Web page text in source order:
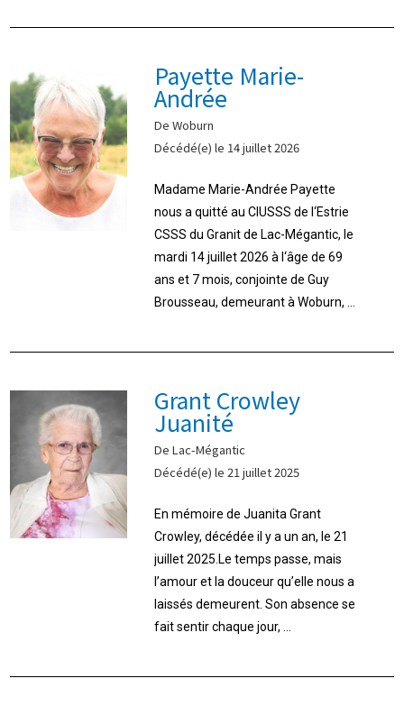
Payette Marie-
Andrée
De Woburn
Décédé(e) le 14 juillet 2026
Madame Marie-Andrée Payette
nous a quitté au CIUSSS de l‘Estrie
CSSS du Granit de Lac-Mégantic, le
mardi 14 juillet 2026 à l‘âge de 69
ans et 7 mois, conjointe de Guy
Brousseau, demeurant à Woburn, ...
Grant Crowley
Juanité
De Lac-Mégantic
Décédé(e) le 21 juillet 2025
En mémoire de Juanita Grant
Crowley, décédée il y a un an, le 21
juillet 2025.Le temps passe, mais
l’amour et la douceur qu’elle nous a
laissés demeurent. Son absence se
fait sentir chaque jour, ...